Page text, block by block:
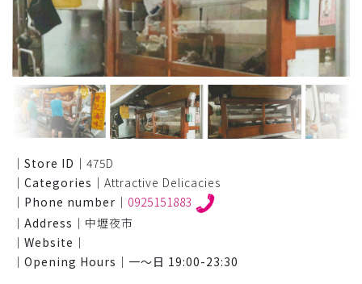
｜Store ID｜ 475D
｜Categories｜ Attractive Delicacies
｜Phone number｜ 0925151883
｜Address｜ 中壢夜市
｜Website｜
｜Opening Hours｜ 一～日 19:00-23:30